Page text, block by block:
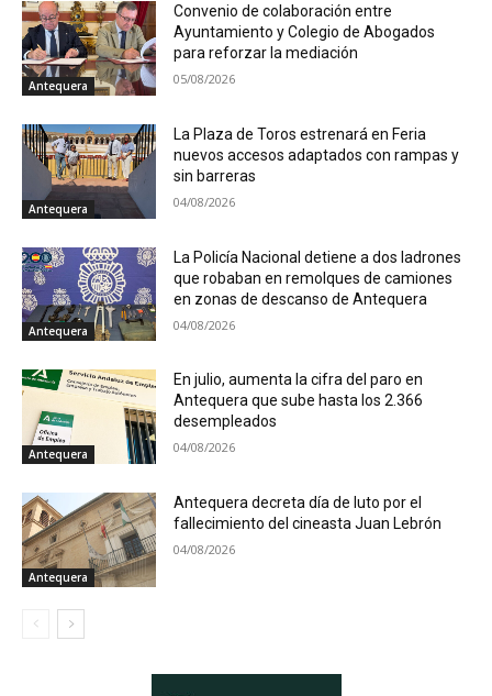
Antequera
Convenio de colaboración entre
Ayuntamiento y Colegio de Abogados
para reforzar la mediación
05/08/2026
Antequera
La Plaza de Toros estrenará en Feria
nuevos accesos adaptados con rampas y
sin barreras
04/08/2026
Antequera
La Policía Nacional detiene a dos ladrones
que robaban en remolques de camiones
en zonas de descanso de Antequera
04/08/2026
Antequera
En julio, aumenta la cifra del paro en
Antequera que sube hasta los 2.366
desempleados
04/08/2026
Antequera
Antequera decreta día de luto por el
fallecimiento del cineasta Juan Lebrón
04/08/2026